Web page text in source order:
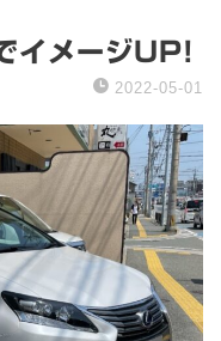
イメージUP!
2022-05-01